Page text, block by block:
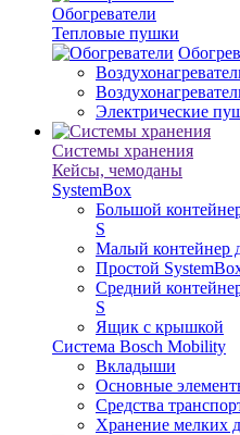
Обогреватели
Тепловые пушки
Электрические
Системы хранения
Кейсы, чемоданы
SystemBox
Большой
S
Малый контейнер
Простой
Средний
S
Ящик с крышкой
Система Bosch Mobility
Вкладыши
Основные
Средства
Хранение мелких